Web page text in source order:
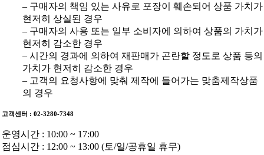
– 구매자의 책임 있는 사유로 포장이 훼손되어 상품 가치가
현저히 상실된 경우
– 구매자의 사용 또는 일부 소비자에 의하여 상품의 가치가
현저히 감소한 경우
– 시간의 경과에 의하여 재판매가 곤란할 정도로 상품 등의
가치가 현저히 감소한 경우
– 고객의 요청사항에 맞춰 제작에 들어가는 맞춤제작상품
의 경우
고객센터 : 02-3280-7348
운영시간 : 10:00 ~ 17:00
점심시간 : 12:00 ~ 13:00 (토/일/공휴일 휴무)